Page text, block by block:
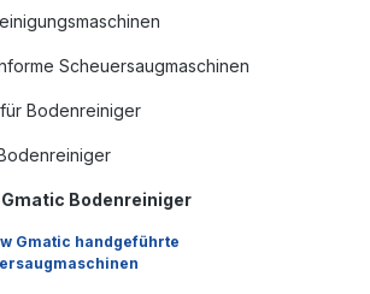
Scheuersaugmaschinen
Bodenreiniger
Bodenreiniger
Gmatic handgeführte